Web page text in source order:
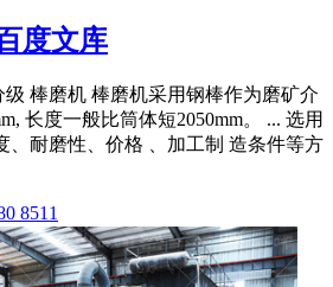
度文库
棒磨机 棒磨机采用钢棒作为磨矿介
长度一般比筒体短2050mm。 ... 选用
、耐磨性、价格 、加工制 造条件等方
8511